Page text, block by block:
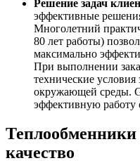
Решение задач
эффективные
Многолетний
80 лет работы)
максимально
При выполнении
технические условия
окружающей среды.
эффективную работу
Теплообменники
качество